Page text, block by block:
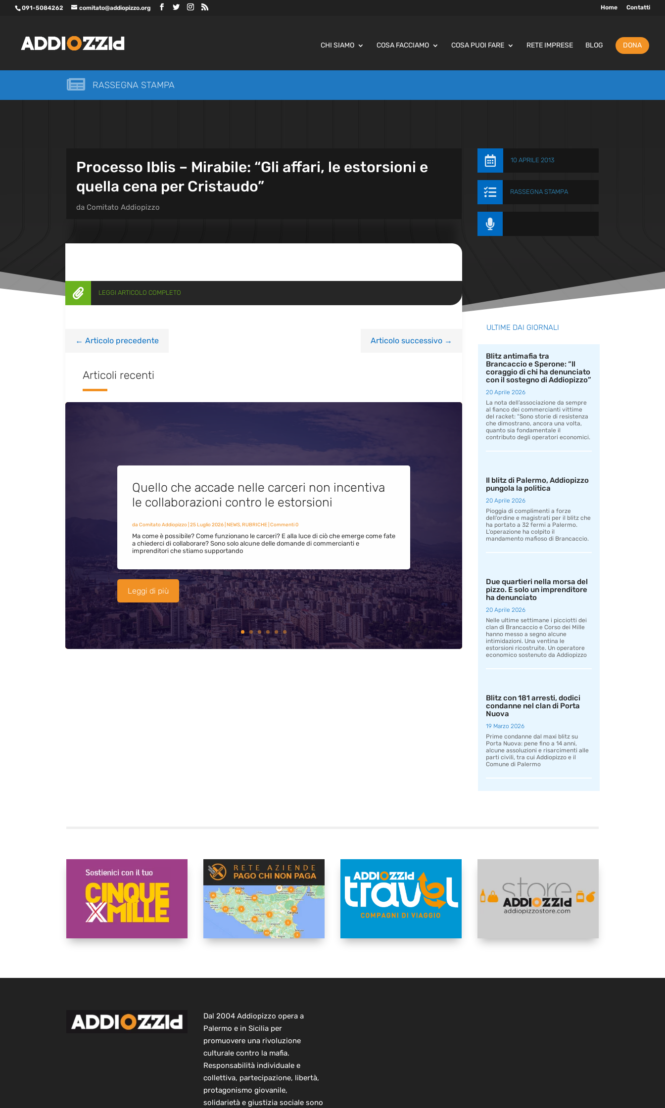
091-5084262 comitato@addiopizzo.org Home Contatti
CHI SIAMO COSA FACCIAMO COSA PUOI FARE RETE IMPRESE BLOG DONA
 RASSEGNA STAMPA
Processo Iblis – Mirabile: “Gli affari, le estorsioni e
quella cena per Cristaudo”
da Comitato Addiopizzo
 10 APRILE 2013
 RASSEGNA STAMPA

 LEGGI ARTICOLO COMPLETO
← Articolo precedente Articolo successivo→
Articoli recenti
Quello che accade nelle carceri non incentiva
le collaborazioni contro le estorsioni
da Comitato Addiopizzo| 25 Luglio 2026| NEWS,RUBRICHE| Commenti 0
Ma come è possibile? Come funzionano le carceri? E alla luce di ciò che emerge come fate
a chiederci di collaborare? Sono solo alcune delle domande di commercianti e
imprenditori che stiamo supportando
Leggi di più
ULTIME DAI GIORNALI
Blitz antimafia tra
Brancaccio e Sperone: “Il
coraggio di chi ha denunciato
con il sostegno di Addiopizzo”
20 Aprile 2026
La nota dell’associazione da sempre
al fianco dei commercianti vittime
del racket: “Sono storie di resistenza
che dimostrano, ancora una volta,
quanto sia fondamentale il
contributo degli operatori economici.
Il blitz di Palermo, Addiopizzo
pungola la politica
20 Aprile 2026
Pioggia di complimenti a forze
dell’ordine e magistrati per il blitz che
ha portato a 32 fermi a Palermo.
L’operazione ha colpito il
mandamento mafioso di Brancaccio.
Due quartieri nella morsa del
pizzo. E solo un imprenditore
ha denunciato
20 Aprile 2026
Nelle ultime settimane i picciotti dei
clan di Brancaccio e Corso dei Mille
hanno messo a segno alcune
intimidazioni. Una ventina le
estorsioni ricostruite. Un operatore
economico sostenuto da Addiopizzo
Blitz con 181 arresti, dodici
condanne nel clan di Porta
Nuova
19 Marzo 2026
Prime condanne dal maxi blitz su
Porta Nuova: pene fino a 14 anni,
alcune assoluzioni e risarcimenti alle
parti civili, tra cui Addiopizzo e il
Comune di Palermo
Dal 2004 Addiopizzo opera a
Palermo e in Sicilia per
promuovere una rivoluzione
culturale contro la mafia.
Responsabilità individuale e
collettiva, partecipazione, libertà,
protagonismo giovanile,
solidarietà e giustizia sociale sono